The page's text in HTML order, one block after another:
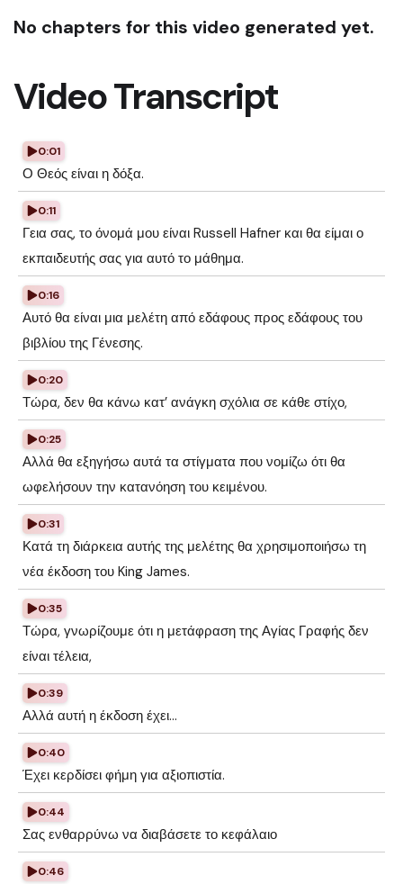
No chapters for this video generated yet.
Video Transcript
0:01
Ο Θεός είναι η δόξα.
0:11
Γεια σας, το όνομά μου είναι Russell Hafner και θα είμαι ο
εκπαιδευτής σας για αυτό το μάθημα.
0:16
Αυτό θα είναι μια μελέτη από εδάφους προς εδάφους του
βιβλίου της Γένεσης.
0:20
Τώρα, δεν θα κάνω κατ’ ανάγκη σχόλια σε κάθε στίχο,
0:25
Αλλά θα εξηγήσω αυτά τα στίγματα που νομίζω ότι θα
ωφελήσουν την κατανόηση του κειμένου.
0:31
Κατά τη διάρκεια αυτής της μελέτης θα χρησιμοποιήσω τη
νέα έκδοση του King James.
0:35
Τώρα, γνωρίζουμε ότι η μετάφραση της Αγίας Γραφής δεν
είναι τέλεια,
0:39
Αλλά αυτή η έκδοση έχει...
0:40
Έχει κερδίσει φήμη για αξιοπιστία.
0:44
Σας ενθαρρύνω να διαβάσετε το κεφάλαιο
0:46